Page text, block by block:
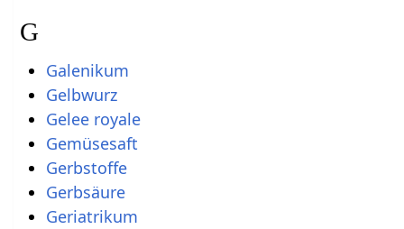
G
Galenikum
Gelbwurz
Gelee royale
Gemüsesaft
Gerbstoffe
Gerbsäure
Geriatrikum